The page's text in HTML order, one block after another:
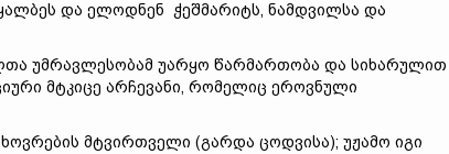
და ელოდნენ ჭეშმარიტს, ნამდვილსა და
უმრავლესობამ უარყო წარმართობა და სიხარულით
მტკიცე არჩევანი, რომელიც ეროვნული
მტვირთველი (გარდა ცოდვისა); უჟამო იგი